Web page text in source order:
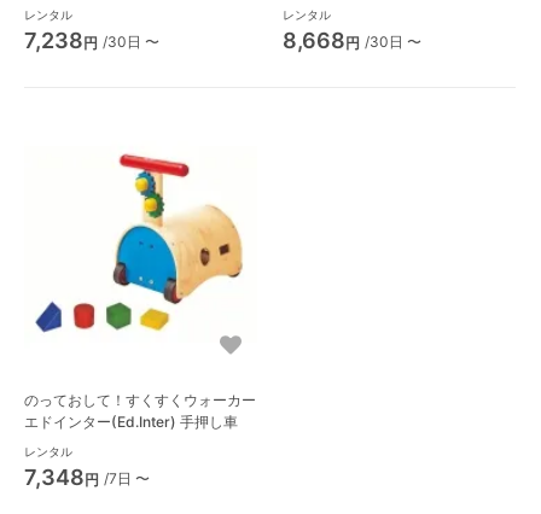
レンタル
7,238円 /30日 〜
押し車
レンタル
8,668円 /30日 〜
のっておして！すくすくウォーカー
エドインター(Ed.Inter) 手押し車
レンタル
7,348円 /7日 〜